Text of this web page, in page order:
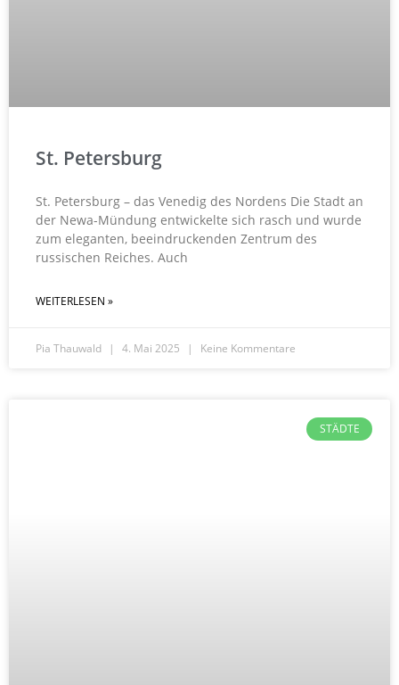
St. Petersburg
St. Petersburg – das Venedig des Nordens Die Stadt an
der Newa-Mündung entwickelte sich rasch und wurde
zum eleganten, beeindruckenden Zentrum des
russischen Reiches. Auch
WEITERLESEN »
Pia Thauwald 4. Mai 2025 Keine Kommentare
STÄDTE